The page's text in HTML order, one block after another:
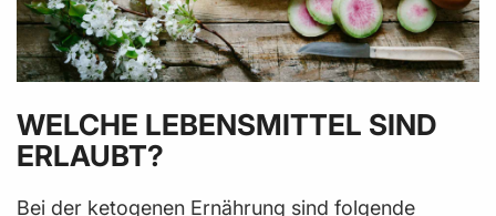
WELCHE LEBENSMITTEL SIND
ERLAUBT?
Bei der ketogenen Ernährung sind folgende